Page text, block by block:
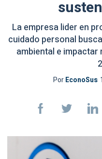
La empresa lider en
cuidado personal
ambiental e impactar
PorEconoSus